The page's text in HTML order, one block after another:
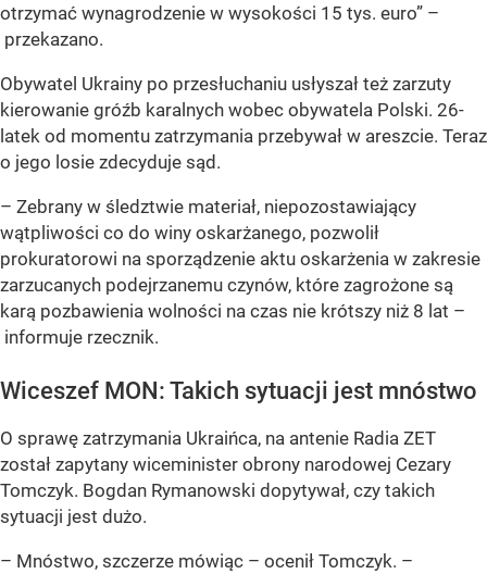
otrzymać wynagrodzenie w wysokości 15 tys. euro” –
przekazano.
Obywatel Ukrainy po przesłuchaniu usłyszał też zarzuty
kierowanie gróźb karalnych wobec obywatela Polski. 26-
latek od momentu zatrzymania przebywał w areszcie. Teraz
o jego losie zdecyduje sąd.
– Zebrany w śledztwie materiał, niepozostawiający
wątpliwości co do winy oskarżanego, pozwolił
prokuratorowi na sporządzenie aktu oskarżenia w zakresie
zarzucanych podejrzanemu czynów, które zagrożone są
karą pozbawienia wolności na czas nie krótszy niż 8 lat –
informuje rzecznik.
Wiceszef MON: Takich sytuacji jest mnóstwo
O sprawę zatrzymania Ukraińca, na antenie Radia ZET
został zapytany wiceminister obrony narodowej Cezary
Tomczyk. Bogdan Rymanowski dopytywał, czy takich
sytuacji jest dużo.
– Mnóstwo, szczerze mówiąc – ocenił Tomczyk. –